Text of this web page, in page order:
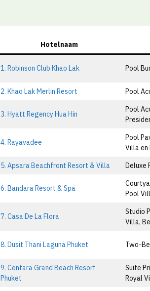
Hotelnaam
1. Robinson Club Khao Lak Pool
2. Khao Lak Merlin Resort
Pool
3. Hyatt Regency Hua Hin
Pool
4. Rayavadee
Pool
Villa en
5. Apsara Beachfront Resort & Villa Deluxe
6. Bandara Resort & Spa
Pool
7. Casa De La Flora
Studio
Villa,
8. Dusit Thani Laguna Phuket Two-
9. Centara Grand Beach Resort
Phuket
Suite
Royal